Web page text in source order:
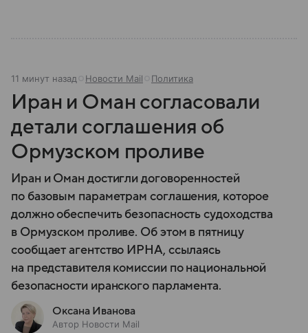
11 минут назад Новости Mail Политика
Иран и Оман согласовали
детали соглашения об
Ормузском проливе
Иран и Оман достигли договоренностей
по базовым параметрам соглашения, которое
должно обеспечить безопасность судоходства
в Ормузском проливе. Об этом в пятницу
сообщает агентство ИРНА, ссылаясь
на представителя комиссии по национальной
безопасности иранского парламента.
Оксана Иванова
Автор Новости Mail